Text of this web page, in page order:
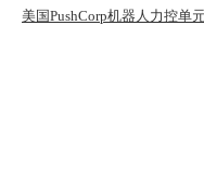
美国PushCorp机器人力控单